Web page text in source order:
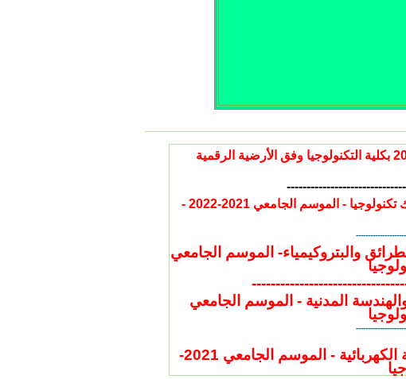
نتائج الدورتين العادية و الاستدراكية للموسم الجامعي 2022/2021 بكلية التكنولوجيا وفق الأرضية الرقمية
طلب التماس تصحيح نقطة في الدورتين : للسنة اولى جذع مشترك تكنولوجيا - الموسم الجامعي 2021-2022 -
والبتروكيمياء- الموسم الجامعي
المدنية - الموسم الجامعي
طلب التماس تصحيح نقطة في الدورتين : قسم الهندسة الكهربائية - الموسم الجامعي 2021-